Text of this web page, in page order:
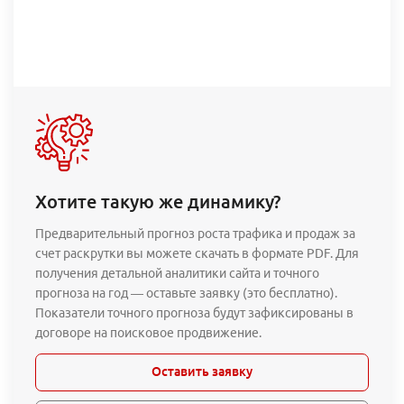
Хотите такую же динамику?
Предварительный прогноз роста трафика и продаж за
счет раскрутки вы можете скачать в формате PDF. Для
получения детальной аналитики сайта и точного
прогноза на год — оставьте заявку (это бесплатно).
Показатели точного прогноза будут зафиксированы в
договоре на поисковое продвижение.
Оставить заявку